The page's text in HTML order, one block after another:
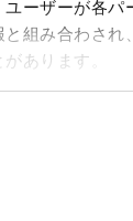
ーザーが各パ
組み合わされ
あります。
ねじ
Φ30 XNシリー
スイッチ
端子形